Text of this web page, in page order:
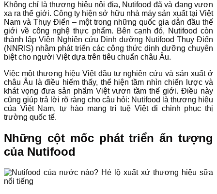
Không chỉ là thương hiệu nội địa, Nutifood đã và đang vươn
xa ra thế giới. Công ty hiện sở hữu nhà máy sản xuất tại Việt
Nam và Thụy Điển – một trong những quốc gia dẫn đầu thế
giới về công nghệ thực phẩm. Bên cạnh đó, Nutifood còn
thành lập Viện Nghiên cứu Dinh dưỡng Nutifood Thụy Điển
(NNRIS) nhằm phát triển các công thức dinh dưỡng chuyên
biệt cho người Việt dựa trên tiêu chuẩn châu Âu.
Việc một thương hiệu Việt đầu tư nghiên cứu và sản xuất ở
châu Âu là điều hiếm thấy, thể hiện tầm nhìn chiến lược và
khát vọng đưa sản phẩm Việt vươn tầm thế giới. Điều này
cũng giúp trả lời rõ ràng cho câu hỏi: Nutifood là thương hiệu
của Việt Nam, tự hào mang trí tuệ Việt đi chinh phục thị
trường quốc tế.
Những cột mốc phát triển ấn tượng
của Nutifood